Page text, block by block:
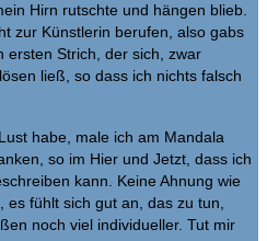
Hirn rutschte und hängen blieb.
zur Künstlerin berufen, also gabs
ersten Strich, der sich, zwar
ließ, so dass ich nichts falsch
habe, male ich am Mandala
so im Hier und Jetzt, dass ich
kann. Keine Ahnung wie
fühlt sich gut an, das zu tun,
noch viel individueller. Tut mir